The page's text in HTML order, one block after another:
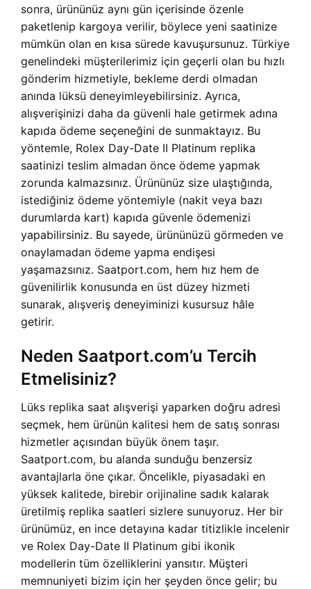
sonra, ürününüz aynı gün içerisinde özenle
paketlenip kargoya verilir, böylece yeni saatinize
mümkün olan en kısa sürede kavuşursunuz. Türkiye
genelindeki müşterilerimiz için geçerli olan bu hızlı
gönderim hizmetiyle, bekleme derdi olmadan
anında lüksü deneyimleyebilirsiniz. Ayrıca,
alışverişinizi daha da güvenli hale getirmek adına
kapıda ödeme seçeneğini de sunmaktayız. Bu
yöntemle, Rolex Day-Date II Platinum replika
saatinizi teslim almadan önce ödeme yapmak
zorunda kalmazsınız. Ürününüz size ulaştığında,
istediğiniz ödeme yöntemiyle (nakit veya bazı
durumlarda kart) kapıda güvenle ödemenizi
yapabilirsiniz. Bu sayede, ürününüzü görmeden ve
onaylamadan ödeme yapma endişesi
yaşamazsınız. Saatport.com, hem hız hem de
güvenilirlik konusunda en üst düzey hizmeti
sunarak, alışveriş deneyiminizi kusursuz hâle
getirir.
Neden Saatport.com’u Tercih
Etmelisiniz?
Lüks replika saat alışverişi yaparken doğru adresi
seçmek, hem ürünün kalitesi hem de satış sonrası
hizmetler açısından büyük önem taşır.
Saatport.com, bu alanda sunduğu benzersiz
avantajlarla öne çıkar. Öncelikle, piyasadaki en
yüksek kalitede, birebir orijinaline sadık kalarak
üretilmiş replika saatleri sizlere sunuyoruz. Her bir
ürünümüz, en ince detayına kadar titizlikle incelenir
ve Rolex Day-Date II Platinum gibi ikonik
modellerin tüm özelliklerini yansıtır. Müşteri
memnuniyeti bizim için her şeyden önce gelir; bu